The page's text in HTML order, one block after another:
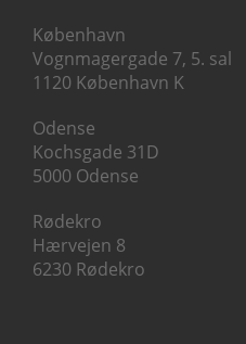
København
Vognmagergade 7, 5. sal
1120 København K
Odense
Kochsgade 31D
5000 Odense
Rødekro
Hærvejen 8
6230 Rødekro